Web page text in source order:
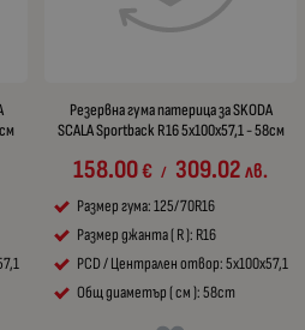
Резервна гума патерица за SKODA
SCALA Sportback R16 5x100x57,1 - 58см
158.00€ / 309.02лв.
Размер гума: 125/70R16
Размер джанта ( R ): R16
PCD / Централен отвор: 5x100x57,1
Общ диаметър ( см ): 58cm